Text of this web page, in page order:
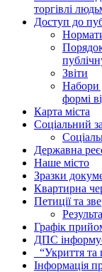
торгівлі
Доступ до
Звіти
Набори
формі
Карта міста
Соціальний
Державна
Наше місто
Зразки
Квартирна
Петиції та
Графік
ДПС
“Укриття та
Інформація